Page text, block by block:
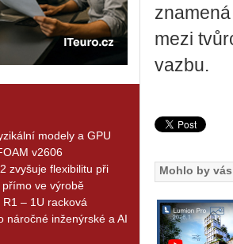
modely a GPU
v2606
zvyšuje flexibilitu při
ve výrobě
– 1U racková
náročné inženýrské a AI
mezi
vazbu.
Mohlo by